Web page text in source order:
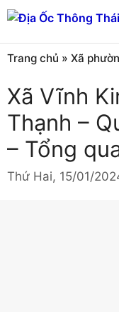
Chuyển
đến
nội
dung
Trang chủ » Xã
Xã Vĩnh
Thạnh –
– Tổng
Thứ Hai, 15/01/